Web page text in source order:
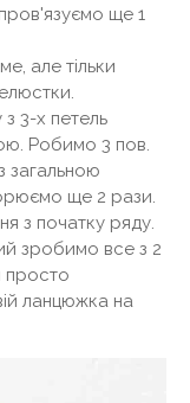
ще 1
але тільки
3-х петель
Робимо 3 пов.
загальною
ще 2 рази.
з початку ряду.
зробимо все з 2
просто
ланцюжка на